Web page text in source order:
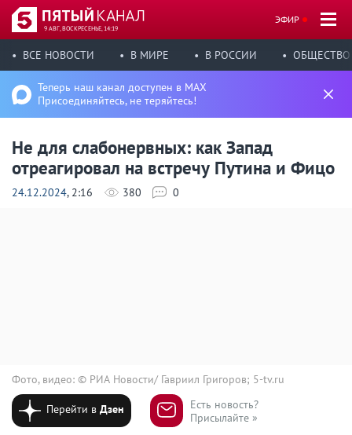
9 АВГ, ВОСКРЕСЕНЬЕ, 14:19
ЭФИР
ВСЕ НОВОСТИ В МИРЕ В РОССИИ ОБЩЕСТВО
Теперь наш канал доступен в MAX
Присоединяйтесь, не теряйтесь!
Не для слабонервных: как Запад
отреагировал на встречу Путина и Фицо
24.12.2024, 2:16 380 0
Фото, видео: © РИА Новости/ Гавриил Григоров; 5-tv.ru
Перейти вДзен
Есть новость?
Присылайте »